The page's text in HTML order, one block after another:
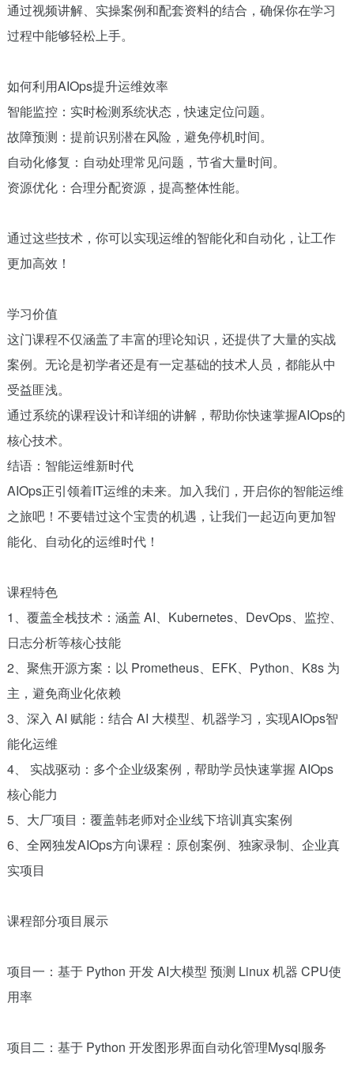
通过视频讲解、实操案例和配套资料的结合，确保你在学习
过程中能够轻松上手。
如何利用AIOps提升运维效率
智能监控：实时检测系统状态，快速定位问题。
故障预测：提前识别潜在风险，避免停机时间。
自动化修复：自动处理常见问题，节省大量时间。
资源优化：合理分配资源，提高整体性能。
通过这些技术，你可以实现运维的智能化和自动化，让工作
更加高效！
学习价值
这门课程不仅涵盖了丰富的理论知识，还提供了大量的实战
案例。无论是初学者还是有一定基础的技术人员，都能从中
受益匪浅。
通过系统的课程设计和详细的讲解，帮助你快速掌握AIOps的
核心技术。
结语：智能运维新时代
AIOps正引领着IT运维的未来。加入我们，开启你的智能运维
之旅吧！不要错过这个宝贵的机遇，让我们一起迈向更加智
能化、自动化的运维时代！
课程特色
1、覆盖全栈技术：涵盖 AI、Kubernetes、DevOps、监控、
日志分析等核心技能
2、聚焦开源方案：以 Prometheus、EFK、Python、K8s 为
主，避免商业化依赖
3、深入 AI 赋能：结合 AI 大模型、机器学习，实现AIOps智
能化运维
4、 实战驱动：多个企业级案例，帮助学员快速掌握 AIOps
核心能力
5、大厂项目：覆盖韩老师对企业线下培训真实案例
6、全网独发AIOps方向课程：原创案例、独家录制、企业真
实项目
课程部分项目展示
项目一：基于 Python 开发 AI大模型 预测 Linux 机器 CPU使
用率
项目二：基于 Python 开发图形界面自动化管理Mysql服务